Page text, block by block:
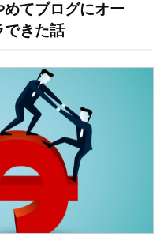
めてブログにオー
できた話